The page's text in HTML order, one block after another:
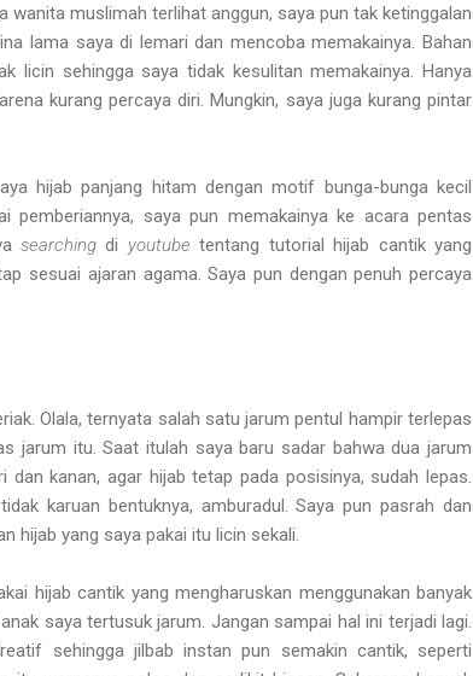
wanita muslimah terlihat anggun, saya pun tak ketinggalan
lama saya di lemari dan mencoba memakainya. Bahan
licin sehingga saya tidak kesulitan memakainya. Hanya
kurang percaya diri. Mungkin, saya juga kurang pintar
hijab panjang hitam dengan motif bunga-bunga kecil
pemberiannya, saya pun memakainya ke acara pentas
searching di youtubetentang tutorial hijab cantik yang
sesuai ajaran agama. Saya pun dengan penuh percaya
Olala, ternyata salah satu jarum pentul hampir terlepas
jarum itu. Saat itulah saya baru sadar bahwa dua jarum
dan kanan, agar hijab tetap pada posisinya, sudah lepas.
karuan bentuknya, amburadul. Saya pun pasrah dan
hijab yang saya pakai itu licin sekali.
hijab cantik yang mengharuskan menggunakan banyak
saya tertusuk jarum. Jangan sampai hal ini terjadi lagi.
sehingga jilbab instan pun semakin cantik, seperti